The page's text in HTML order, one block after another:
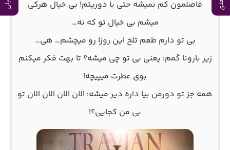
فاصلمون کم نمیشه حتی با دوریتم! بی خیال هرکی
میشم بی خیال تو که نه…
بی تو دارم طعم تلخ این روزا رو میچشم… هی…
زیر بارونا گمم؛ یعنی بی تو چی میشه؟ تا بهت فکر میکنم
بوی عطرت میپیچه!
همه جز تو دورمن بیا داره دیر میشه؛ الان الان الان الان تو
بی من کجایی؟!